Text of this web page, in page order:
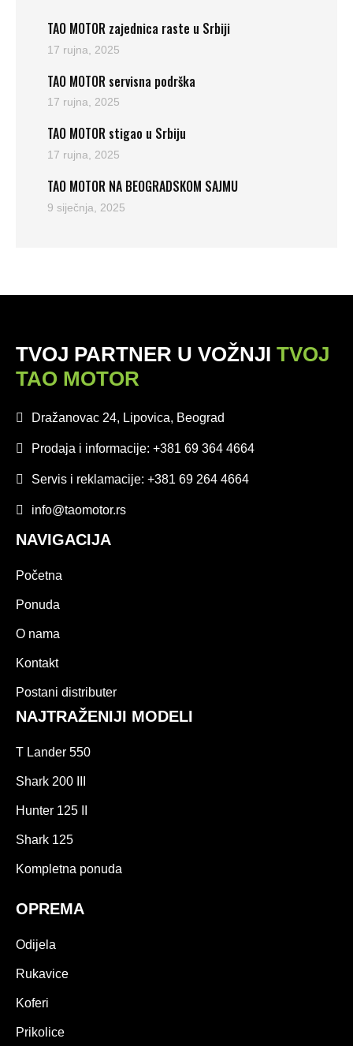
TAO MOTOR zajednica raste u Srbiji
17 rujna, 2025
TAO MOTOR servisna podrška
17 rujna, 2025
TAO MOTOR stigao u Srbiju
17 rujna, 2025
TAO MOTOR NA BEOGRADSKOM SAJMU
9 siječnja, 2025
TVOJ PARTNER U VOŽNJI TVOJ
TAO MOTOR
Dražanovac 24, Lipovica, Beograd
Prodaja i informacije: +381 69 364 4664
Servis i reklamacije: +381 69 264 4664
info@taomotor.rs
NAVIGACIJA
Početna
Ponuda
O nama
Kontakt
Postani distributer
NAJTRAŽENIJI MODELI
T Lander 550
Shark 200 III
Hunter 125 II
Shark 125
Kompletna ponuda
OPREMA
Odijela
Rukavice
Koferi
Prikolice